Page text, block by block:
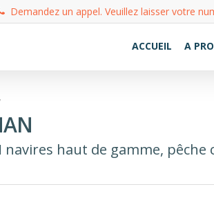
Demandez un appel. Veuillez laisser votre
ACCUEIL A
navires haut de gamme,